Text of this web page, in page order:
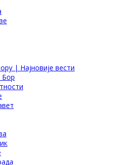
| Најновије вести
Бор